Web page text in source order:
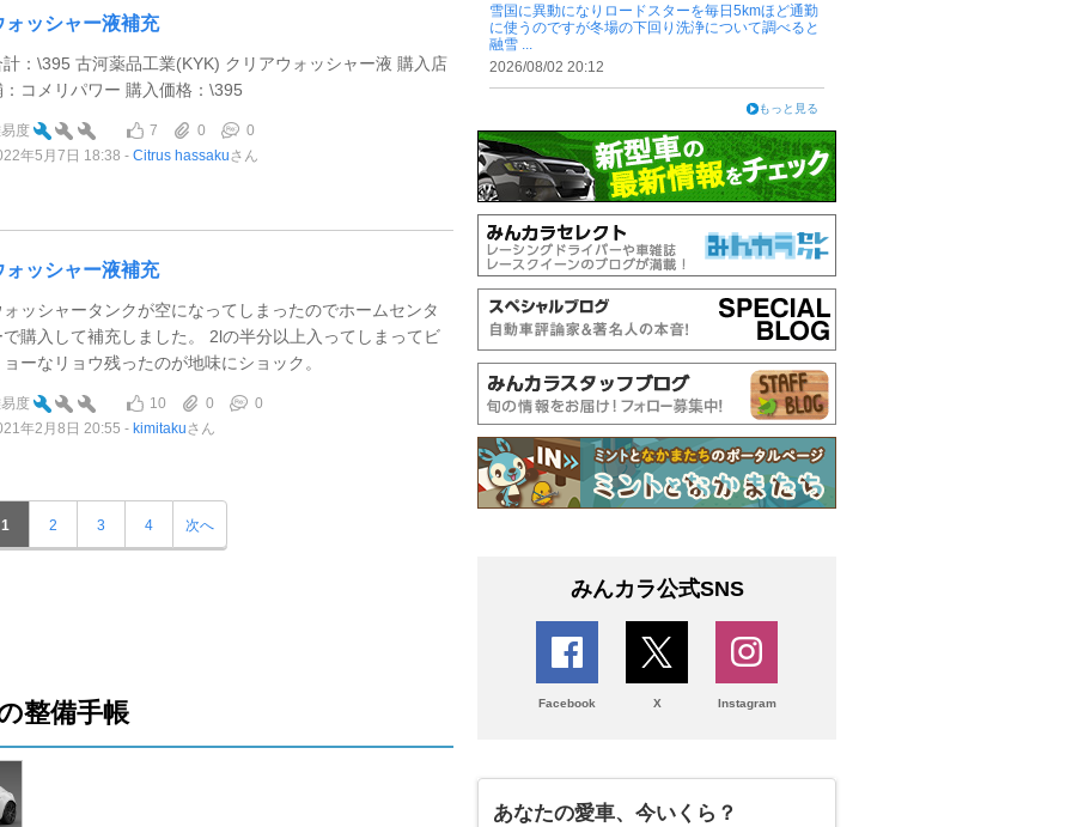
ォッシャー液補充
計：\395 古河薬品工業(KYK) クリアウォッシャー液 購入店
：コメリパワー 購入価格：\395
度 7 0
0
年5月7日 18:38
Citrus hassakuさん
ォッシャー液補充
ォッシャータンクが空になってしまったのでホームセンタ
で購入して補充しました。 2lの半分以上入ってしまってビ
ョーなリョウ残ったのが地味にショック。
度 10 0
0
年2月8日 20:55
kimitakuさん
1 2 3 4 次へ
整備手帳
雪国に異動になりロードスターを毎日5kmほど通勤
に使うのですが冬場の下回り洗浄について調べると
融雪 ...
2026/08/02 20:12
もっと見る
みんカラ公式SNS
Facebook X Instagram
あなたの愛車、今いくら？